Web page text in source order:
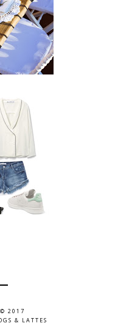
© 2017
& LATTES